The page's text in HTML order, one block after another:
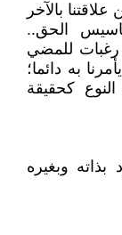
بالآخر
الحق..
رغبات للمضي
به دائما؛
كحقيقة
وبغيره